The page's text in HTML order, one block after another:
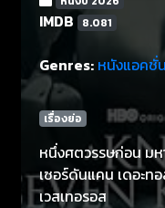
IMDB 8.081
Genres: หนังแอคชั่น
เรื่องย่อ
หนึ่งศตวรรษก่อน มหาศึกชิงบัลลังก์ สองวีรบุรุษต่างขั้ว
เซอร์ดันแคน เดอะท
เวสเทอรอส